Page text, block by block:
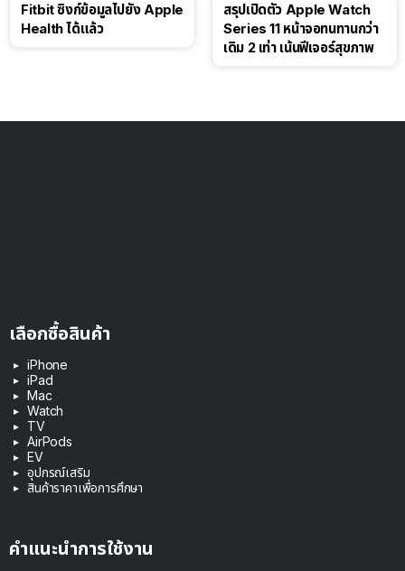
Fitbit ซิงก์ข้อมูลไปยัง Apple
Health ได้แล้ว
สรุปเปิดตัว Apple Watch
Series 11 หน้าจอทนทานกว่า
เดิม 2 เท่า เน้นฟีเจอร์สุขภาพ
เลือกซื้อสินค้า
iPhone
iPad
Mac
Watch
TV
AirPods
EV
อุปกรณ์เสริม
สินค้าราคาเพื่อการศึกษา
คำแนะนำการใช้งาน